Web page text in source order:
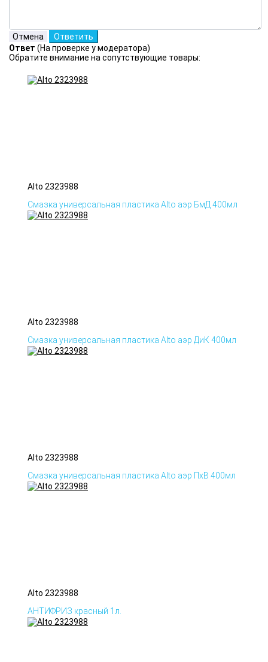
Ответ (На проверке у модератора)
Обратите внимание на сопутствующие товары:
Alto 2323988
Смазка универсальная пластика Alto аэр БмД 400мл
Alto 2323988
Смазка универсальная пластика Alto аэр ДиК 400мл
Alto 2323988
Смазка универсальная пластика Alto аэр ПхВ 400мл
Alto 2323988
АНТИФРИЗ красный 1л.